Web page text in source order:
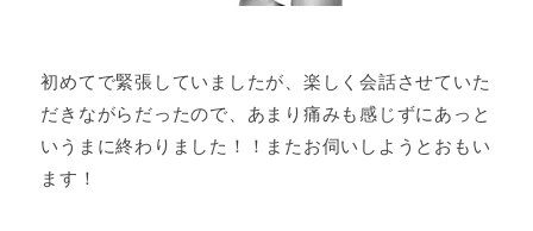
初めてで緊張していましたが、楽しく会話させていた
だきながらだったので、あまり痛みも感じずにあっと
いうまに終わりました！！またお伺いしようとおもい
ます！